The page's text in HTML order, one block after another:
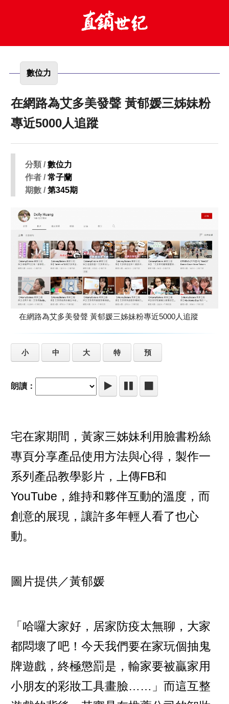
數位力
在網路為艾多美發聲 黃郁媛三姊妹粉
專近5000人追蹤
分類 /數位力
作者 /常子蘭
期數 /第345期
在網路為艾多美發聲 黃郁媛三姊妹粉專近5000人追蹤
小 中 大 特 預
朗讀：
宅在家期間，黃家三姊妹利用臉書粉絲
專頁分享產品使用方法與心得，製作一
系列產品教學影片，上傳FB和
YouTube，維持和夥伴互動的溫度，而
創意的展現，讓許多年輕人看了也心
動。
圖片提供／黃郁媛
「哈囉大家好，居家防疫太無聊，大家
都悶壞了吧！今天我們要在家玩個抽鬼
牌遊戲，終極懲罰是，輸家要被贏家用
小朋友的彩妝工具畫臉……」而這互整